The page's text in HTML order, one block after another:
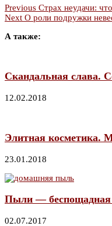
Previous Страх неудачи:
Next О роли подружки
А также:
Скандальная слава.
12.02.2018
Элитная косметика.
23.01.2018
Пыли — беспощадная
02.07.2017